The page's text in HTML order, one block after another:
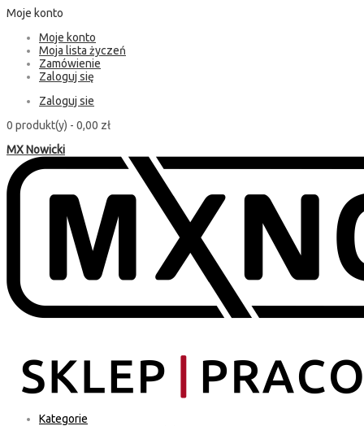
Moje konto
Moje konto
Moja lista życzeń
Zamówienie
Zaloguj się
Zaloguj sie
0 produkt(y) - 0,00 zł
MX Nowicki
Kategorie